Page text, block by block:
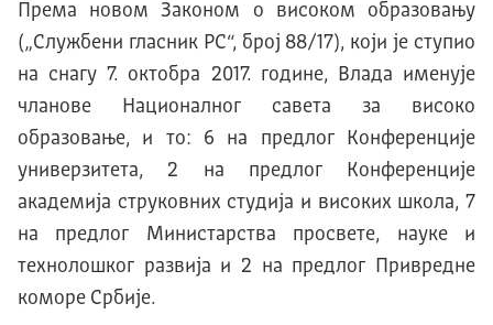
Према новом Законом о високом образовању
(„Службени гласник РС“, број 88/17), који је ступио
на снагу 7. октобра 2017. године, Влада именује
чланове Националног савета за високо
образовање, и то: 6 на предлог Конференције
универзитета, 2 на предлог Конференције
академија струковних студија и високих школа, 7
на предлог Министарства просвете, науке и
технолошког развија и 2 на предлог Привредне
коморе Србије.